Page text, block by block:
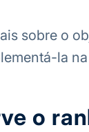
sobre o
la
o